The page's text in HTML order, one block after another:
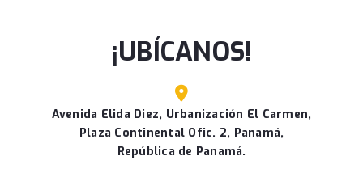
¡UBÍCANOS!
Avenida Elida Diez, Urbanización El Carmen,
Plaza Continental Ofic. 2, Panamá,
República de Panamá.